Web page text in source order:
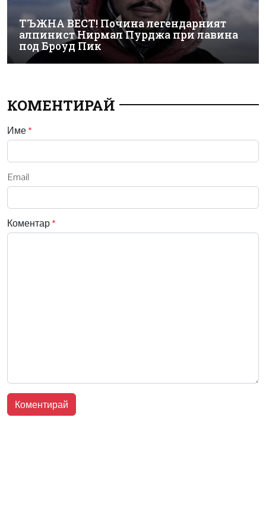
ТЪЖНА ВЕСТ! Почина легендарният
алпинист Нирмал Пурджа при лавина
под Броуд Пик
КОМЕНТИРАЙ
Име *
Email
Коментар *